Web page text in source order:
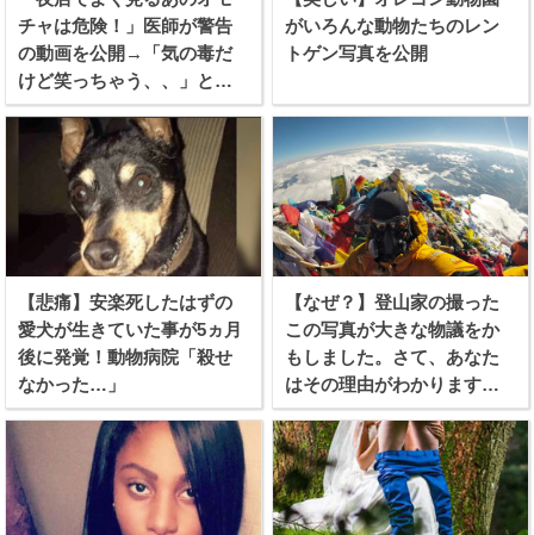
チャは危険！」医師が警告
の動画を公開→「気の毒だ
けど笑っちゃう、、」と話
題に！
がいろんな動物たちのレン
トゲン写真を公開
【悲痛】安楽死したはずの
愛犬が生きていた事が5ヵ月
後に発覚！動物病院「殺せ
なかった…」
【なぜ？】登山家の撮った
この写真が大きな物議をか
もしました。さて、あなた
はその理由がわかります
か？